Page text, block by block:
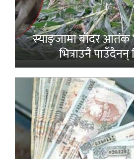
स्याङ्जामा बाँदर आतंक
भित्राउनै पाउँदैनन्